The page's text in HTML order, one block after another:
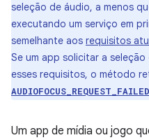
seleção de áudio, a menos
executando um serviço em
semelhante aos requisitos
Se um app solicitar a
esses requisitos, o método
AUDIOFOCUS_REQUEST_FAILED
Um app de mídia ou jogo